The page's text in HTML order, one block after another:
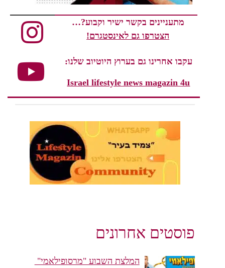
מתעניינים בקשר ישיר וקבוע?…
הצטרפו גם לאינסטגרם!
עקבו אחרינו גם בערוץ היוטיוב שלנו:
Israel lifestyle news magazin 4u
פוסטים אחרונים
המלצת השבוע "מרסופילאמי"